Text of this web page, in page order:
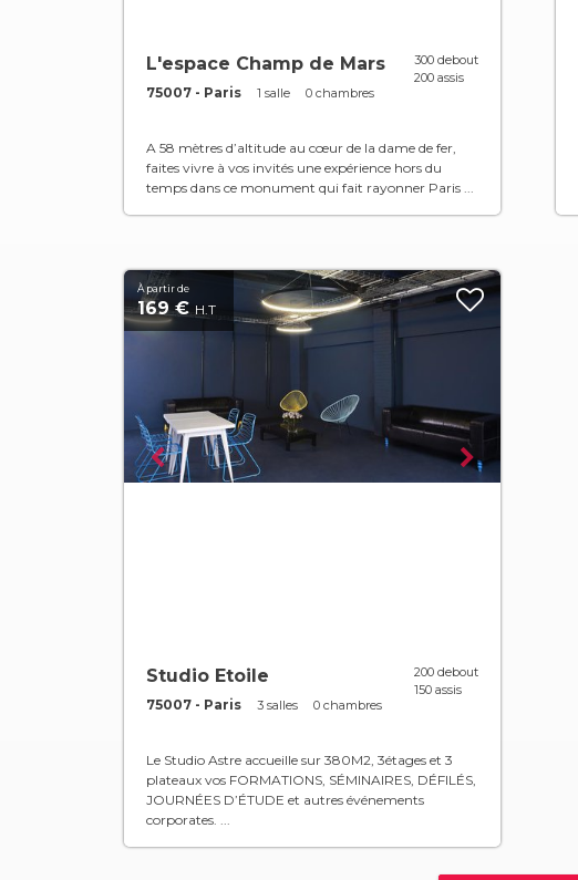
L'espace Champ de Mars
75007 - Paris 1 salle 0 chambres
300 debout
200 assis
A 58 mètres d’altitude au cœur de la dame de fer,
faites vivre à vos invités une expérience hors du
temps dans ce monument qui fait rayonner Paris ...
À partir de
169 € H.T
Studio Etoile
75007 - Paris 3 salles 0 chambres
200 debout
150 assis
Le Studio Astre accueille sur 380M2, 3étages et 3
plateaux vos FORMATIONS, SÉMINAIRES, DÉFILÉS,
JOURNÉES D’ÉTUDE et autres événements
corporates. ...